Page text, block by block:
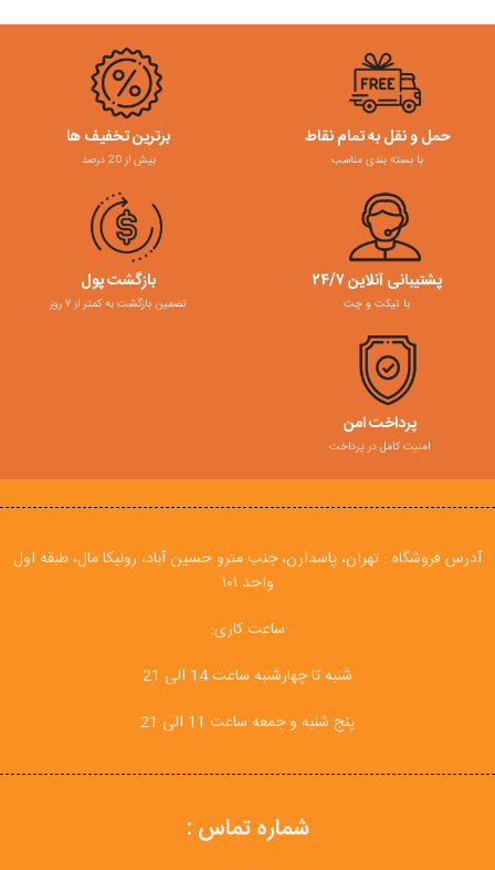
حمل و نقل به تمام نقاط
با بسته بندی مناسب
برترین تخفیف ها
بیش از 20 درصد
پشتیبانی آنلاین ۲۴/۷
با تیکت و چت
بازگشت پول
تضمین بازگشت به کمتر از ۷ روز
پرداخت امن
امنیت کامل در پرداخت
آدرس فروشگاه : تهران، پاسدارن، جنب مترو حسین آباد، رونیکا مال، طبقه اول
واحد ۱۰۱
ساعت کاری:
شنبه تا چهارشنبه ساعت 14 الی 21
پنج شنبه و جمعه ساعت 11 الی 21
شماره تماس :